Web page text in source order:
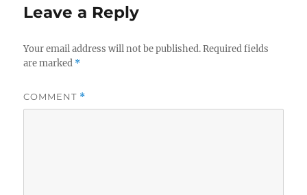
Leave a Reply
Your email address will not be published. Required fields
are marked *
COMMENT *